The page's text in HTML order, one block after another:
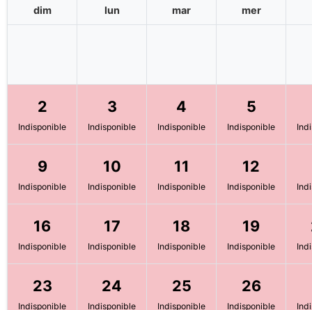
dim lun mar mer
2
Indisponible
3
Indisponible
4
Indisponible
5
Indisponible
9
Indisponible
10
Indisponible
11
Indisponible
12
Indisponible
16
Indisponible
17
Indisponible
18
Indisponible
19
Indisponible
23
Indisponible
24
Indisponible
25
Indisponible
26
Indisponible